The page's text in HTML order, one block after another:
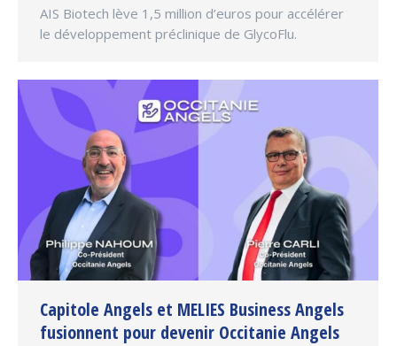
AIS Biotech lève 1,5 million d’euros pour accélérer
le développement préclinique de GlycoFlu.
Capitole Angels et MELIES Business Angels
fusionnent pour devenir Occitanie Angels